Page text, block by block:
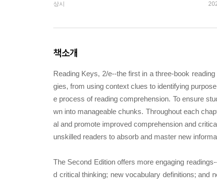
상시
책소개
Reading Keys, 2/e--the first in a three-book
gies, from using context clues to identifying
e process of reading comprehension. To ensure
wn into manageable chunks. Throughout each
al and promote improved comprehension and
unskilled readers to absorb and master new
The Second Edition offers more engaging
d critical thinking; new vocabulary definitions; and